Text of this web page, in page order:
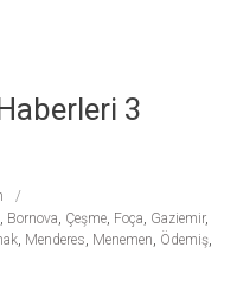
3
, Bornova, Çeşme, Foça, Gaziemir,
, Menderes, Menemen, Ödemiş,